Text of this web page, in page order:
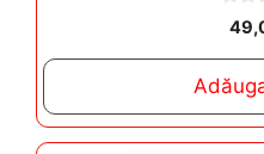
o
o
5